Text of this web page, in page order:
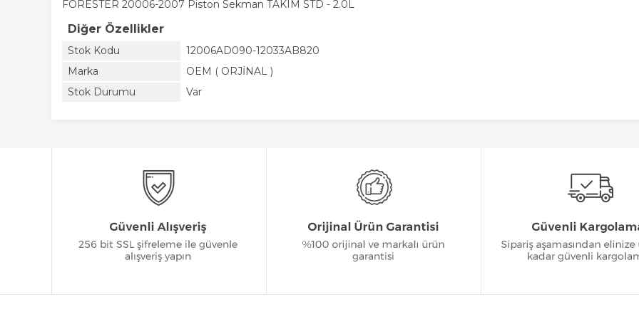
FORESTER 20006-2007 Piston Sekman TAKIM STD - 2.0L
Diğer Özellikler
Stok Kodu
12006AD090-12033AB820
Marka
OEM ( ORJİNAL )
Stok Durumu
Var